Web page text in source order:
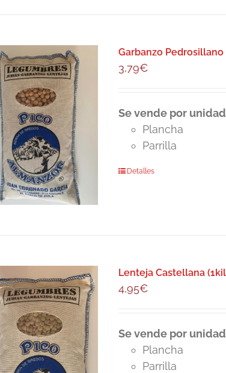
Garbanzo
3,79€
Se vende por
Plancha
Parrilla
Detalles
Lenteja Castellana
4,95€
Se vende por
Plancha
Parrilla